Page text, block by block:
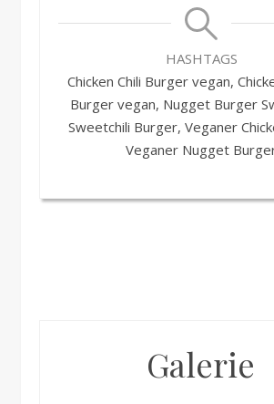
HASHTAGS
Chicken Chili Burger vegan,
Burger vegan, Nugget Burger
Sweetchili Burger, Veganer
Veganer Nugget